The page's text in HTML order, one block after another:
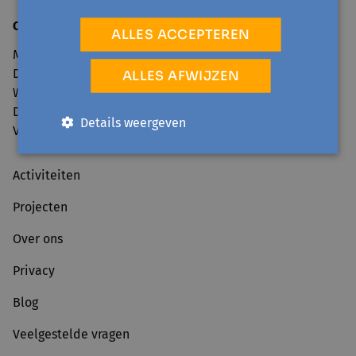
Openingsuren secretariaat :
Maandag: 9u00 - 12u30 en van 13u30 - 17u00
Dinsdag: 13u30 - 17u00
Woensdag: 9u00 - 12u30 en van 13u30 - 17u00
Donderdag: 9u00 - 12u30 en van 13u30 - 17u00
Vrijdag: 9u00 - 12u30
Activiteiten
Projecten
Over ons
Privacy
Blog
Veelgestelde vragen
ALLES ACCEPTEREN
ALLES AFWIJZEN
Details weergeven